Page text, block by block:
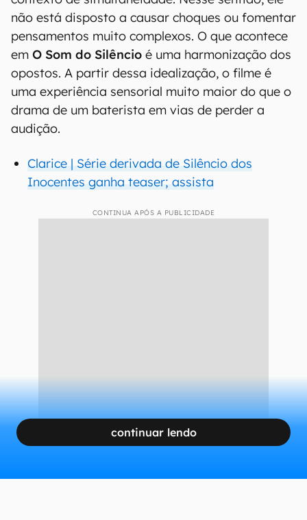
não está disposto a causar choques ou fomentar
pensamentos muito complexos. O que acontece
em O Som do Silêncio é uma harmonização dos
opostos. A partir dessa idealização, o filme é
uma experiência sensorial muito maior do que o
drama de um baterista em vias de perder a
audição.
Clarice | Série derivada de Silêncio dos
Inocentes ganha teaser; assista
CONTINUA APÓS A PUBLICIDADE
continuar lendo